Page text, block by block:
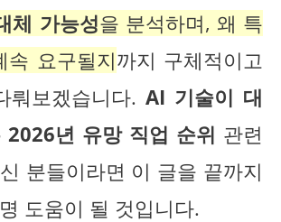
체 가능성을 분석하며, 왜 특
속 요구될지까지 구체적이고
뤄보겠습니다. AI 기술이 대
2026년 유망 직업 순위 관련
분들이라면 이 글을 끝까지
도움이 될 것입니다.